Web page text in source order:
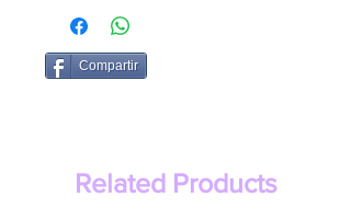
Compartir
Related Products